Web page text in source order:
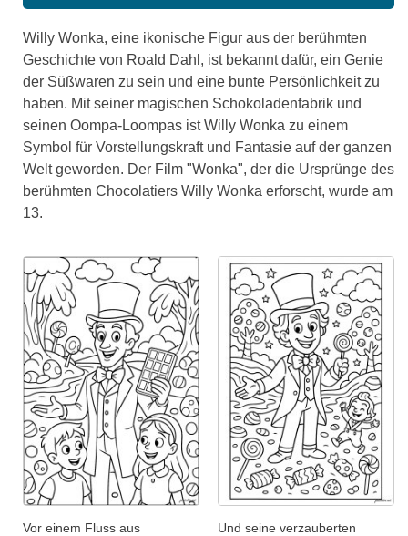
Willy Wonka, eine ikonische Figur aus der berühmten
Geschichte von Roald Dahl, ist bekannt dafür, ein Genie
der Süßwaren zu sein und eine bunte Persönlichkeit zu
haben. Mit seiner magischen Schokoladenfabrik und
seinen Oompa-Loompas ist Willy Wonka zu einem
Symbol für Vorstellungskraft und Fantasie auf der ganzen
Welt geworden. Der Film "Wonka", der die Ursprünge des
berühmten Chocolatiers Willy Wonka erforscht, wurde am
13.
Vor einem Fluss aus
Und seine verzauberten